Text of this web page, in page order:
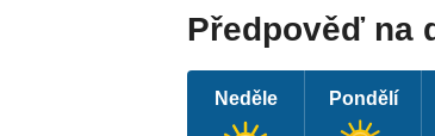
Předpověď na
Neděle Pondělí